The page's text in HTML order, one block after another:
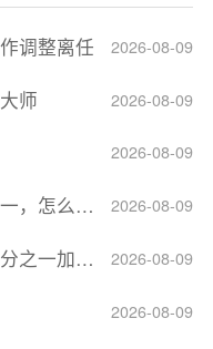
2026-08-09
调整离任
2026-08-09
师
2026-08-09
2026-08-09
么回事？
2026-08-09
到经济压力
2026-08-09